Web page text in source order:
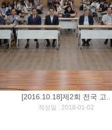
[2016.10.18]제2회 전국 고..
작성일 : 2018-01-02